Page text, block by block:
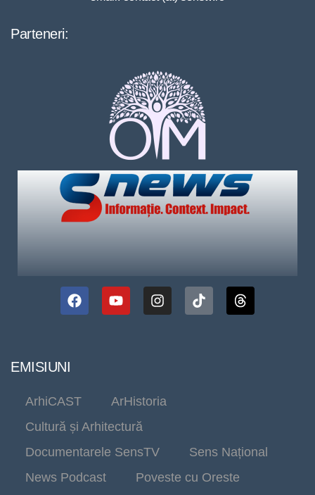
Parteneri:
EMISIUNI
ArhiCAST
ArHistoria
Cultură și Arhitectură
Documentarele SensTV
Sens Național
News Podcast
Poveste cu Oreste